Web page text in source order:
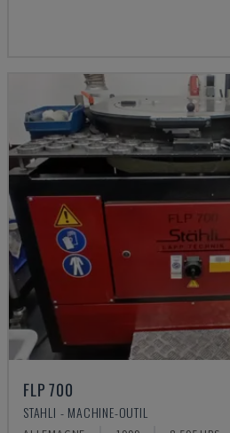
FLP 700
STAHLI - MACHINE-OUTIL